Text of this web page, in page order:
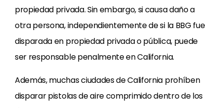
propiedad privada. Sin embargo, si causa daño a
otra persona, independientemente de si la BBG fue
disparada en propiedad privada o pública, puede
ser responsable penalmente en California.
Además, muchas ciudades de California prohíben
disparar pistolas de aire comprimido dentro de los